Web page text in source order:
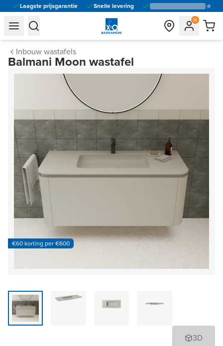
Laagste prijsgarantie Snelle levering
general.navigation.toggle_menu.label
general.navigation.toggle_menu.label
Inbouw wastafels
Balmani Moon wastafel
€60 korting per €600
3D